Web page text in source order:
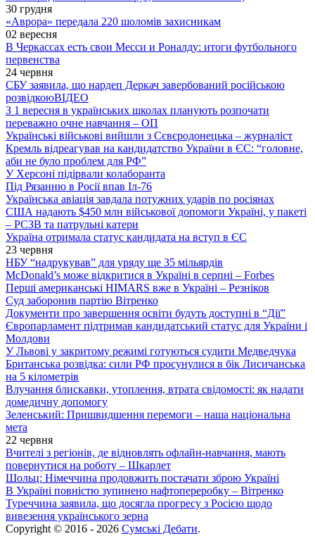
30 грудня
«Аврора» передала 220 шоломів захисникам
02 вересня
В Черкассах есть свои Месси и Роналду: итоги футбольного
первенства
24 червня
СБУ заявила, що нардеп Деркач завербований російською
розвідкоюВІДЕО
З 1 вересня в українських школах планують розпочати
переважно очне навчання – ОП
Українські військові вийшли з Сєвєродонецька – журналіст
Кремль відреагував на кандидатство України в ЄС: “головне,
аби не було проблем для РФ”
У Херсоні підірвали колаборанта
Під Рязанню в Росії впав Іл-76
Українська авіація завдала потужних ударів по росіянах
США надають $450 млн військової допомоги Україні, у пакеті
– РСЗВ та патрульні катери
Україна отримала статус кандидата на вступ в ЄС
23 червня
НБУ “надрукував” для уряду ще 35 мільярдів
McDonald’s може відкритися в Україні в серпні – Forbes
Перші американські HIMARS вже в Україні – Резніков
Суд заборонив партію Вітренко
Документи про завершення освіти будуть доступні в “Дії”
Європарламент підтримав кандидатський статус для України і
Молдови
У Львові у закритому режимі готуються судити Медведчука
Британська розвідка: сили РФ просунулися в бік Лисичанська
на 5 кілометрів
Влучання блискавки, утоплення, втрата свідомості: як надати
домедичну допомогу
Зеленський: Пришвидшення перемоги – наша національна
мета
22 червня
Вчителі з регіонів, де відновлять офлайн-навчання, мають
повернутися на роботу – Шкарлет
Шольц: Німеччина продовжить постачати зброю Україні
В Україні повністю зупинено нафтопереробку – Вітренко
Туреччина заявила, що досягла прогресу з Росією щодо
вивезення українського зерна
Copyright © 2016 - 2026 Сумські Дебати.